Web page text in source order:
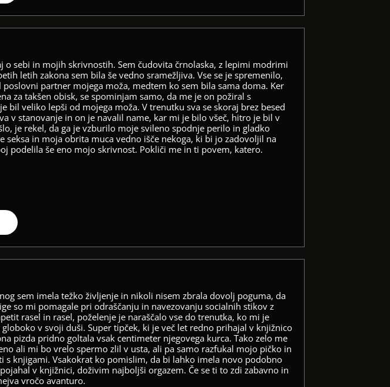
o sebi in mojih skrivnostih. Sem čudovita črnolaska, z lepimi modrimi
letih zakona sem bila še vedno sramežljiva. Vse se je spremenilo,
partner mojega moža, medtem ko sem bila sama doma. Ker
za takšen obisk, se spominjam samo, da me je on požiral s
bil veliko lepši od mojega moža. V trenutku sva se skoraj brez besed
v stanovanje in on je navalil name, kar mi je bilo všeč, hitro je bil v
je rekel, da ga je vzburilo moje svileno spodnje perilo in gladko
seksa in moja obrita muca vedno išče nekoga, ki bi jo zadovoljil na
podelila še eno mojo skrivnost. Pokliči me in ti povem, katero.
sem imela težko življenje in nikoli nisem zbrala dovolj poguma, da
so mi pomagale pri odraščanju in navezovanju socialnih stikov z
rasel in rasel, poželenje je naraščalo vse do trenutka, ko mi je
v svoji duši. Super tipček, ki je več let redno prihajal v knjižnico
pizda pridno goltala vsak centimeter njegovega kurca. Tako zelo me
ali mi bo vrelo spermo zlil v usta, ali pa samo razfukal mojo pičko in
knjigami. Vsakokrat ko pomislim, da bi lahko imela novo podobno
v knjižnici, doživim najboljši orgazem. Če se ti to zdi zabavno in
vročo avanturo.